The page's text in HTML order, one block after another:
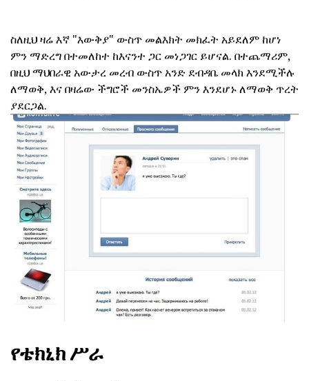
ስለዚህ ዛሬ እኛ "እውቅያ" ውስጥ መልእክት መክፈት አይደለም ከሆነ
ምን ማድረግ በተመለከተ ከእናንተ ጋር መነጋገር ይሆናል. በተጨማሪም,
በዚህ ማህበራዊ አውታረ መረብ ውስጥ አንድ ደብዳቤ መላክ እንደሚችሉ
ለማወቅ, እና በዛሬው ችግሮች መንስኤዎች ምን እንደሆኑ ለማወቅ ጥረት
ያደርጋል.
የቴክኒክ ሥራ